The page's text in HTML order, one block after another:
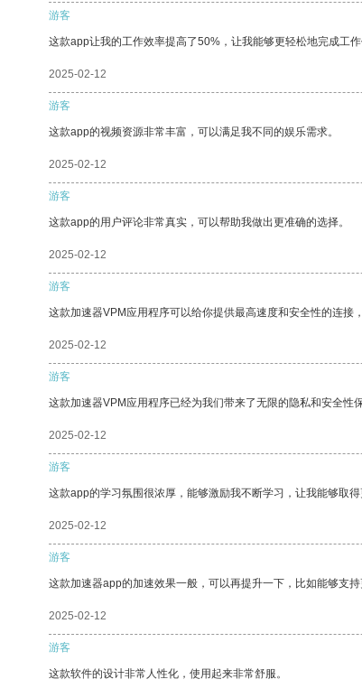
游客
这款app让我的工作效率提高了50%，让我能够更轻松地完成工
2025-02-12
游客
这款app的视频资源非常丰富，可以满足我不同的娱乐需求。
2025-02-12
游客
这款app的用户评论非常真实，可以帮助我做出更准确的选择。
2025-02-12
游客
这款加速器VPM应用程序可以给你提供最高速度和安全性的连接
2025-02-12
游客
这款加速器VPM应用程序已经为我们带来了无限的隐私和安全性保
2025-02-12
游客
这款app的学习氛围很浓厚，能够激励我不断学习，让我能够取得
2025-02-12
游客
这款加速器app的加速效果一般，可以再提升一下，比如能够支持
2025-02-12
游客
这款软件的设计非常人性化，使用起来非常舒服。